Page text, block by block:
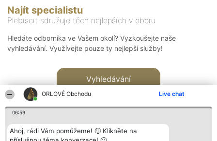
ORLOVÉ Obchodu Live chat
06:59
Ahoj, rádi Vám pomůžeme! 🙂 Klikněte na
Najít specialistu
Plebiscit sdružuje těch nejlepších v oboru
Hledáte odborníka ve Vašem okolí? Vyzkoušejte naše
vyhledávání. Využívejte pouze ty nejlepší služby!
Vyhledávání